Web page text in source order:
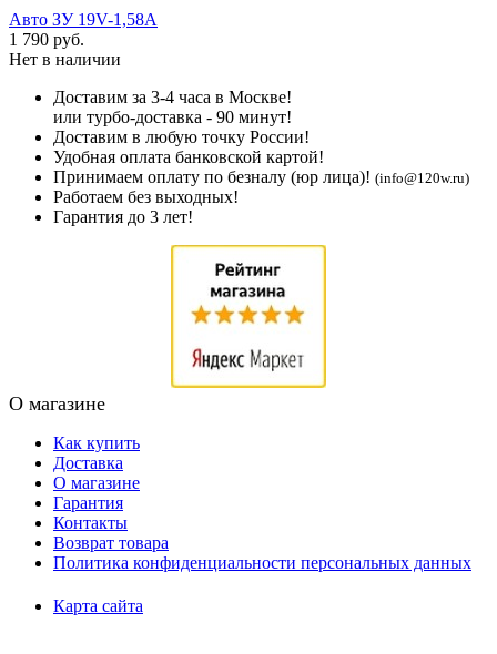
Авто ЗУ 19V-1,58A
1 790 руб.
Нет в наличии
Доставим за 3-4 часа в Москве!
или турбо-доставка - 90 минут!
Доставим в любую точку России!
Удобная оплата банковской картой!
Принимаем оплату по безналу (юр лица)! (info@120w.ru)
Работаем без выходных!
Гарантия до 3 лет!
О магазине
Как купить
Доставка
О магазине
Гарантия
Контакты
Возврат товара
Политика конфиденциальности персональных данных
Карта сайта